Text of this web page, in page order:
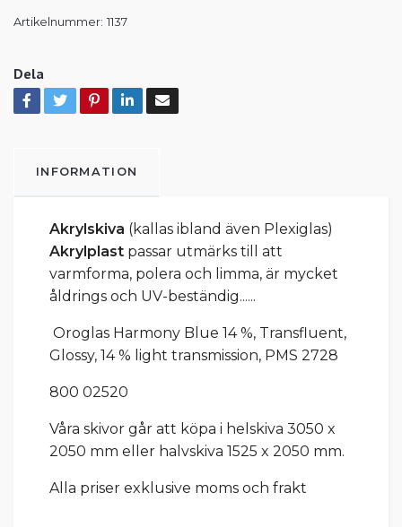
Artikelnummer: 1137
Dela
INFORMATION
Akrylskiva (kallas ibland även Plexiglas)
Akrylplast passar utmärks till att
varmforma, polera och limma, är mycket
åldrings och UV-beständig......
Oroglas Harmony Blue 14 %, Transfluent,
Glossy, 14 % light transmission, PMS 2728
800 02520
Våra skivor går att köpa i helskiva 3050 x
2050 mm eller halvskiva 1525 x 2050 mm.
Alla priser exklusive moms och frakt